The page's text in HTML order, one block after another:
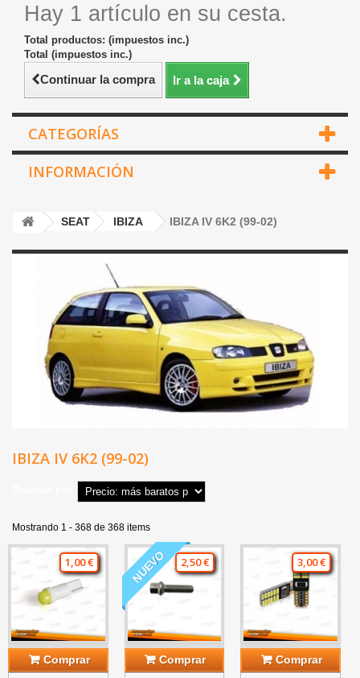
Hay 1 artículo en su cesta.
Total productos: (impuestos inc.)
Total (impuestos inc.)
Continuar la compra Ir a la caja
CATEGORÍAS
INFORMACIÓN
SEAT IBIZA IBIZA IV 6K2 (99-02)
IBIZA IV 6K2 (99-02)
Mostrando 1 - 368 de 368 items
1,00 €
Comprar
NUEVO 2,50 €
Comprar
3,00 €
Comprar